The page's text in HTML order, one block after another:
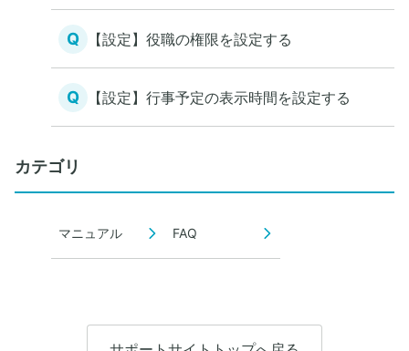
Q 【設定】役職の権限を設定する
Q 【設定】行事予定の表示時間を設定する
カテゴリ
マニュアル FAQ